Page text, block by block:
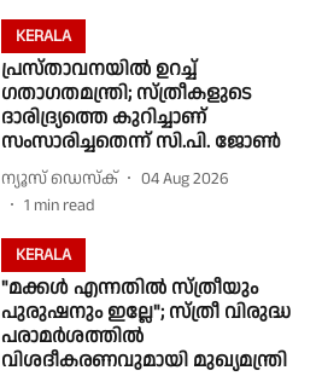
KERALA
പ്രസ്താവനയിൽ ഉറച്ച്
ഗതാഗതമന്ത്രി; സ്ത്രീകളുടെ
ദാരിദ്ര്യത്തെ കുറിച്ചാണ്
സംസാരിച്ചതെന്ന് സി.പി. ജോൺ
ന്യൂസ് ഡെസ്ക്
04 Aug 2026
1 min read
KERALA
"മക്കൾ എന്നതിൽ സ്ത്രീയും
പുരുഷനും ഇല്ലേ"; സ്ത്രീ വിരുദ്ധ
പരാമർശത്തിൽ
വിശദീകരണവുമായി മുഖ്യമന്ത്രി